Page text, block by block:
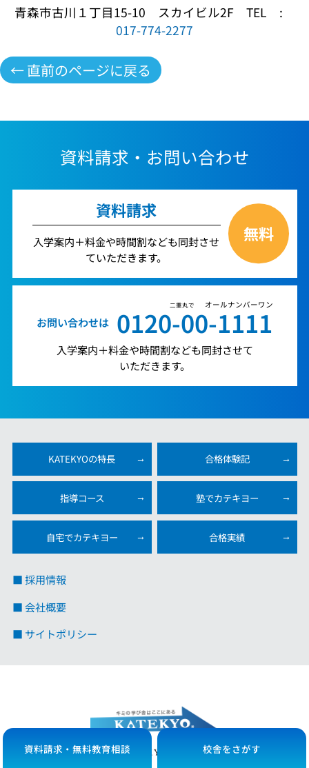
資料請求・無料教育相談 校舎をさがす
青森市古川１丁目15-10 スカイビル2F TEL :
017-774-2277
← 直前のページに戻る
資料請求・お問い合わせ
資料請求
入学案内＋料金や時間割なども同封させ
ていただきます。
無料
二重丸で オールナンバーワン
お問い合わせは 0120-00-1111
入学案内＋料金や時間割なども同封させて
いただきます。
KATEKYOの特長 合格体験記
指導コース 塾でカテキヨー
自宅でカテキヨー 合格実績
■ 採用情報
■ 会社概要
■ サイトポリシー
Copyright© 2025 All Rights Reserved.